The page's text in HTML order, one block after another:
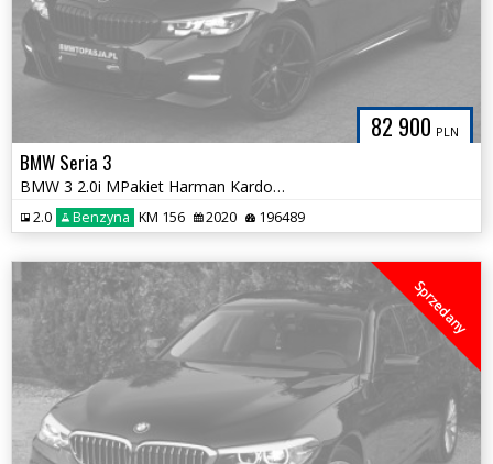
82 900 PLN
BMW Seria 3
BMW 3 2.0i MPakiet Harman Kardon Ambiente Alcantara Serwis ASO BMW
2.0 Benzyna KM 156 2020 196489
Sprzedany